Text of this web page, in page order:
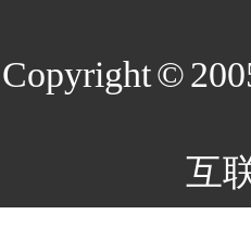
Copyright©
互